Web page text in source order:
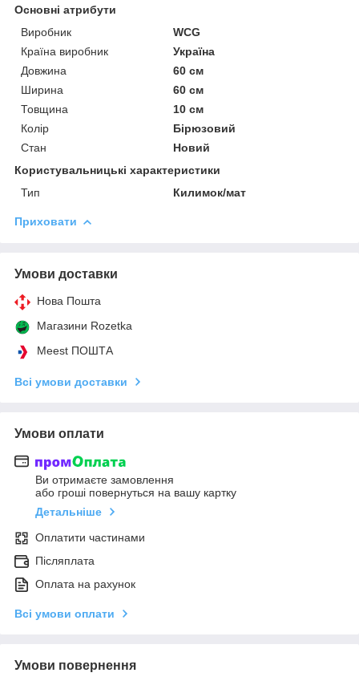
Основні атрибути
Виробник
WCG
Країна виробник
Україна
Довжина
60 см
Ширина
60 см
Товщина
10 см
Колір
Бірюзовий
Стан
Новий
Користувальницькі характеристики
Тип
Килимок/мат
Приховати
Умови доставки
Нова Пошта
Магазини Rozetka
Meest ПОШТА
Всі умови доставки
Умови оплати
Ви отримаєте замовлення
або гроші повернуться на вашу картку
Детальніше
Оплатити частинами
Післяплата
Оплата на рахунок
Всі умови оплати
Умови повернення